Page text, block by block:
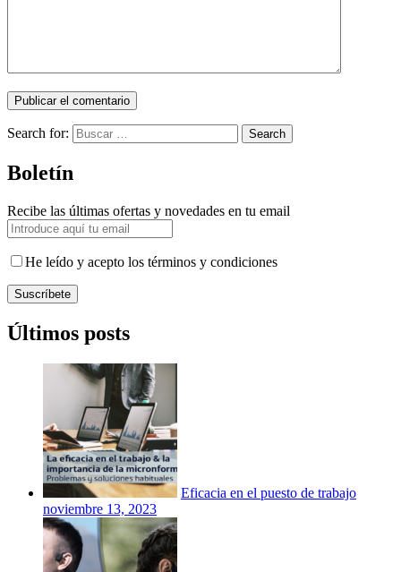
Search for: Search
Boletín
Recibe las últimas ofertas y novedades en tu email
He leído y acepto los términos y condiciones
Suscríbete
Últimos posts
Eficacia en el puesto de trabajo
noviembre 13, 2023